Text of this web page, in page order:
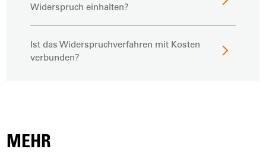
Widerspruch einhalten?
Ist das Widerspruchverfahren mit Kosten
verbunden?
MEHR